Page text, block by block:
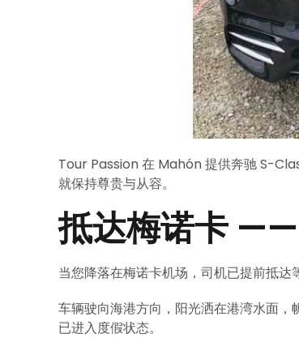
Tour Passion 在 Mahón 提供奔驰 S-
就保持尊贵与从容。
抵达梅诺卡
当您降落在梅诺卡机场，司机已提前抵达
车辆驶向海港方向，阳光洒在港湾水面
已进入度假状态。